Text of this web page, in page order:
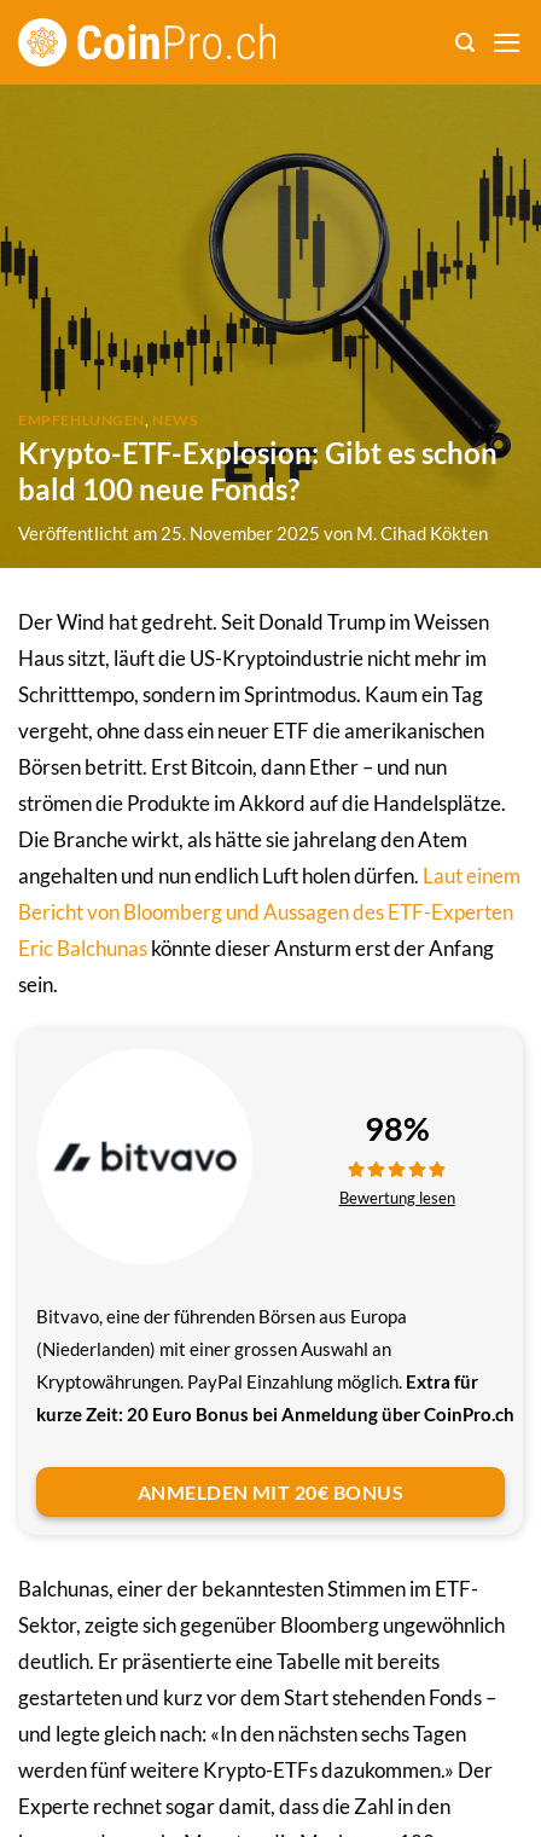
Zum
Inhalt
EMPFEHLUNGEN, NEWS
Krypto-ETF-Explosion: Gibt es schon
bald 100 neue Fonds?
Veröffentlicht am 25. November 2025 von M. Cihad Kökten
Der Wind hat gedreht. Seit Donald Trump im Weissen
Haus sitzt, läuft die US-Kryptoindustrie nicht mehr im
Schritttempo, sondern im Sprintmodus. Kaum ein Tag
vergeht, ohne dass ein neuer ETF die amerikanischen
Börsen betritt. Erst Bitcoin, dann Ether – und nun
strömen die Produkte im Akkord auf die Handelsplätze.
Die Branche wirkt, als hätte sie jahrelang den Atem
angehalten und nun endlich Luft holen dürfen. Laut einem
Bericht von Bloomberg und Aussagen des ETF-Experten
Eric Balchunaskönnte dieser Ansturm erst der Anfang
sein.
Bitvavo, eine der führenden Börsen aus Europa
(Niederlanden) mit einer grossen Auswahl an
Kryptowährungen. PayPal Einzahlung möglich. Extra für
kurze Zeit: 20 Euro Bonus bei Anmeldung über CoinPro.ch
98%
Bewertung lesen
ANMELDEN MIT 20€ BONUS
Balchunas, einer der bekanntesten Stimmen im ETF-
Sektor, zeigte sich gegenüber Bloomberg ungewöhnlich
deutlich. Er präsentierte eine Tabelle mit bereits
gestarteten und kurz vor dem Start stehenden Fonds –
und legte gleich nach: «In den nächsten sechs Tagen
werden fünf weitere Krypto-ETFs dazukommen.» Der
Experte rechnet sogar damit, dass die Zahl in den